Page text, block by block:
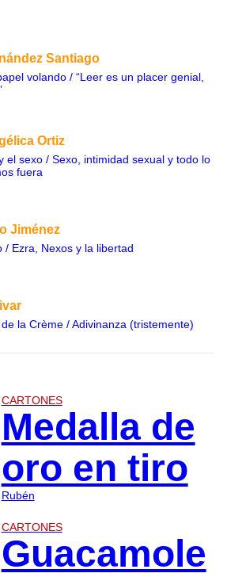
Santiago
volando / “Leer es un placer genial,
Ortiz
el sexo / Sexo, intimidad sexual y todo lo
fuera
Jiménez
/ Ezra, Nexos y la libertad
la Crème / Adivinanza (tristemente)
CARTONES
Medalla de
oro en tiro
Rubén
CARTONES
Guacamole